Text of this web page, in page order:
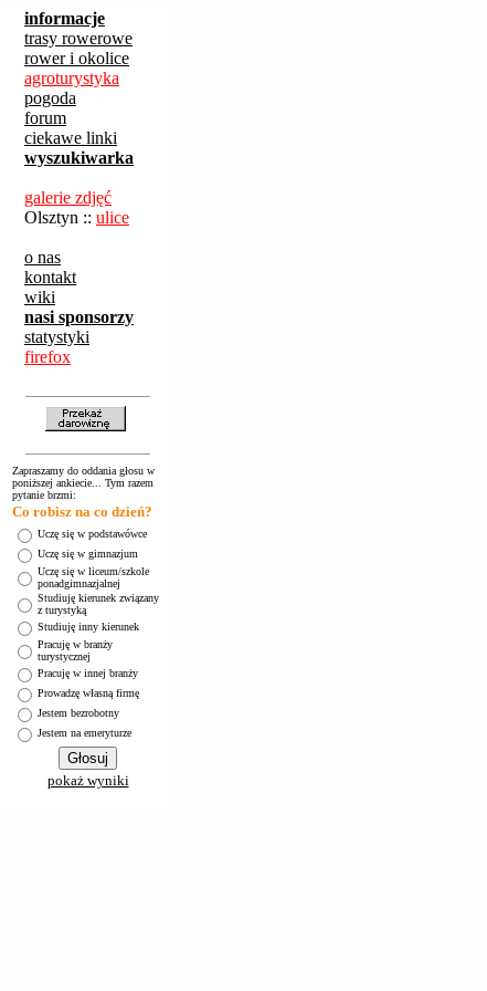
informacje
trasy rowerowe
rower i okolice
agroturystyka
pogoda
forum
ciekawe linki
wyszukiwarka
galerie zdjęć
Olsztyn :: ulice
o nas
kontakt
wiki
nasi sponsorzy
statystyki
firefox
Zapraszamy do oddania głosu w
poniższej ankiecie... Tym razem
pytanie brzmi:
Co robisz na co dzień?
Uczę się w podstawówce
Uczę się w gimnazjum
Uczę się w liceum/szkole
ponadgimnazjalnej
Studiuję kierunek związany
z turystyką
Studiuję inny kierunek
Pracuję w branży
turystycznej
Pracuję w innej branży
Prowadzę własną firmę
Jestem bezrobotny
Jestem na emeryturze
pokaż wyniki